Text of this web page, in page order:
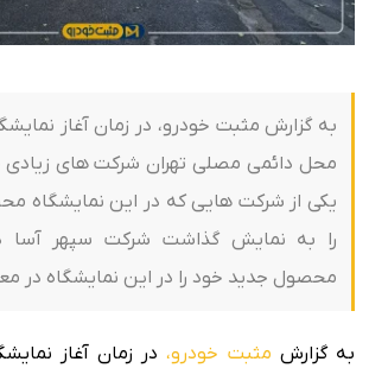
به گزارش مثبت خودرو، در زمان آغاز
محل دائمی مصلی تهران شرکت های زیادی
یکی از شرکت هایی که در این نمایشگاه
را به نمایش گذاشت شرکت سپهر آسا
محصول جدید خود را در این نمایشگاه در
به گزارش مثبت خودرو،در زمان آغاز